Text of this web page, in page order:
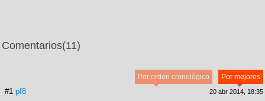
Comentarios(11)
Por mejores
Por orden cronológico
#1 pf8 20 abr 2014, 18:35